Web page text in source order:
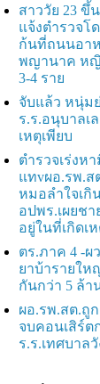
สาววัย 23 ขึ้
แจ้งตำรวจโ
ก้นที่ถนนอา
พญานาค ห
3-4 ราย
จับแล้ว หนุ่ม
ร.ร.อนุบาลเ
เหตุเพียบ
ตำรวจเร่งห
แทvผอ.รพ.ส
หมอลำใจเกิ
อปพร.เผยช
อยู่ในที่เกิดเ
ตร.ภาค 4 -ผ
ยาบ้ารายให
กันกว่า 5 ล้า
ผอ.รพ.สต.ถู
จบคอนเสิร์ต
ร.ร.เทศบาล